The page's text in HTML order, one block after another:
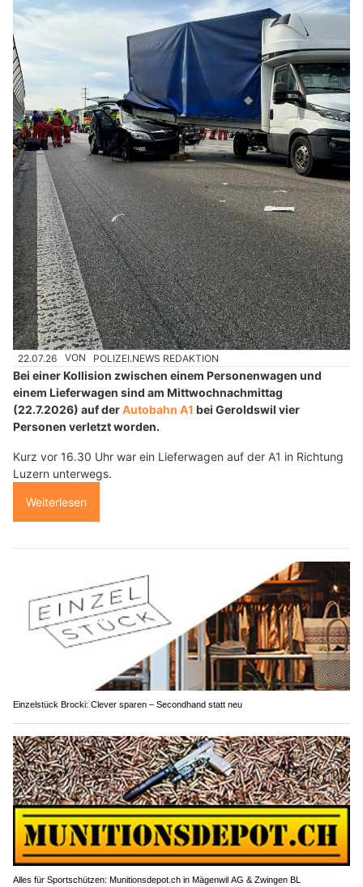
22.07.26 VON POLIZEI.NEWS REDAKTION
Bei einer Kollision zwischen einem Personenwagen und
einem Lieferwagen sind am Mittwochnachmittag
(22.7.2026) auf derAutobahn A1 bei Geroldswil vier
Personen verletzt worden.
Kurz vor 16.30 Uhr war ein Lieferwagen auf der A1 in Richtung
Luzern unterwegs.
Weiterlesen
Einzelstück Brocki: Clever sparen – Secondhand statt neu
Alles für Sportschützen: Munitionsdepot.ch in Mägenwil AG & Zwingen BL